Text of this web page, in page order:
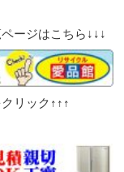
ージはこちら↓↓↓
リック↑↑↑